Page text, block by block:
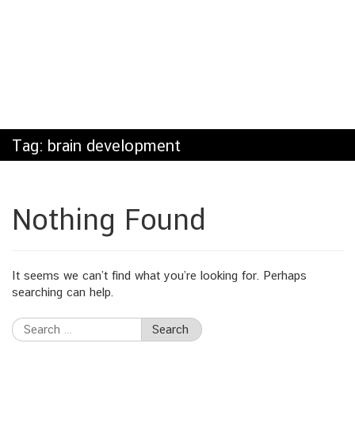
Tag: brain development
Nothing Found
It seems we can’t find what you’re looking for. Perhaps
searching can help.
Search
for: